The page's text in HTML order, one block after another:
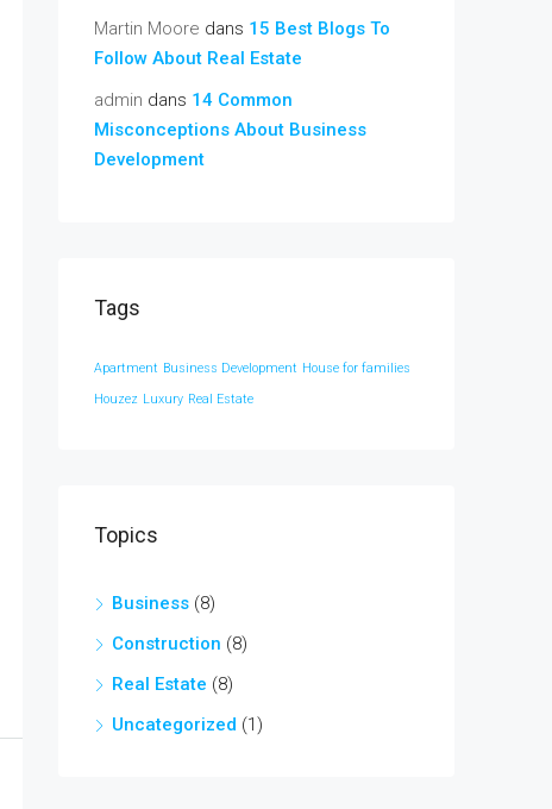
Martin Moore dans 15 Best Blogs To
Follow About Real Estate
admin dans 14 Common
Misconceptions About Business
Development
Tags
Apartment Business Development House for families
Houzez Luxury Real Estate
Topics
Business (8)
Construction (8)
Real Estate (8)
Uncategorized (1)